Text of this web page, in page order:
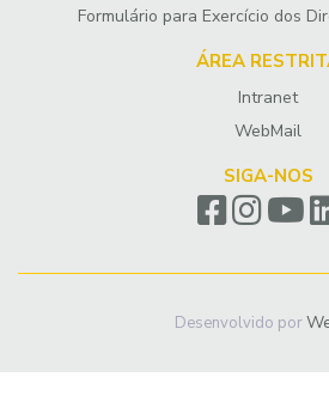
Formulário para Exercício dos
ÁREA
Intranet
WebMail
SIGA-NOS
Desenvolvido por